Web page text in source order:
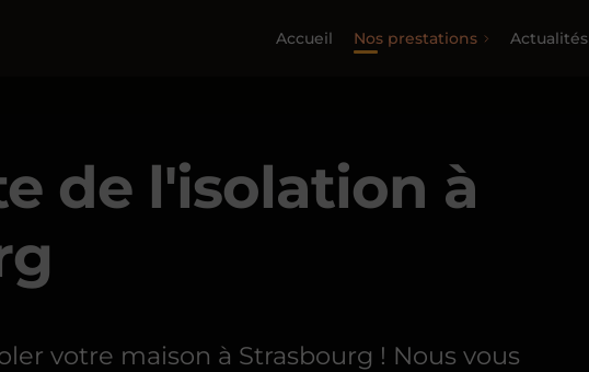
Accueil Nos prestations Actualités
de l'isolation à
votre maison à Strasbourg ! Nous vous